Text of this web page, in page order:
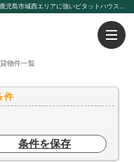
ネット使用料不要 ｜賃貸物件一覧｜地域に根付いて創業30年鹿児島市城西エリアに強いピタットハウス鹿児島城西店【新聖都市開発】豊富な物件を取り揃えております。賃貸管理もお任せください。
物件一覧
件
条件を保存